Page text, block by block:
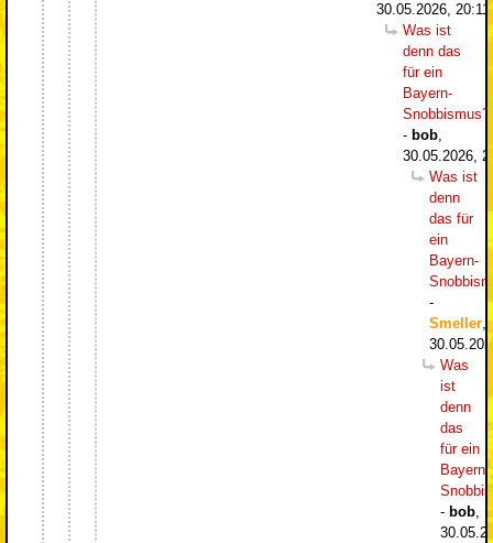
30.05.2026, 20:11
Was ist
denn das
für ein
Bayern-
- bob,
30.05.2026,
Was ist
denn
das für
ein
Bayern-
-
Smeller,
Was
ist
denn
das
für ein
Bayern-
- bob,